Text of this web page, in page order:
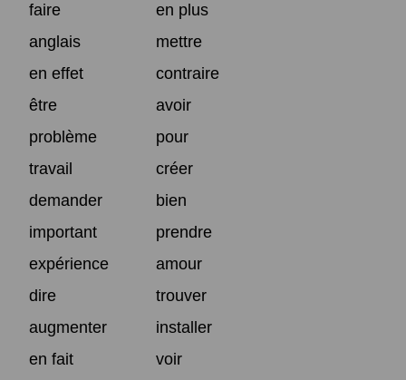
faire
en plus
anglais
mettre
en effet
contraire
être
avoir
problème
pour
travail
créer
demander
bien
important
prendre
expérience
amour
dire
trouver
augmenter
installer
en fait
voir